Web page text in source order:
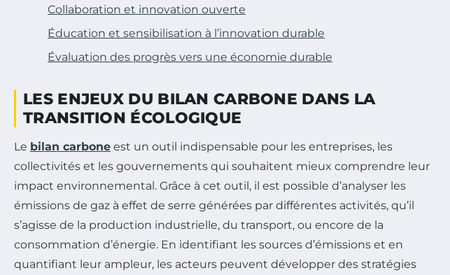
Collaboration et innovation ouverte
Éducation et sensibilisation à l’innovation durable
Évaluation des progrès vers une économie durable
LES ENJEUX DU BILAN CARBONE DANS LA
TRANSITION ÉCOLOGIQUE
Le bilan carbone est un outil indispensable pour les entreprises, les
collectivités et les gouvernements qui souhaitent mieux comprendre leur
impact environnemental. Grâce à cet outil, il est possible d’analyser les
émissions de gaz à effet de serre générées par différentes activités, qu’il
s’agisse de la production industrielle, du transport, ou encore de la
consommation d’énergie. En identifiant les sources d’émissions et en
quantifiant leur ampleur, les acteurs peuvent développer des stratégies